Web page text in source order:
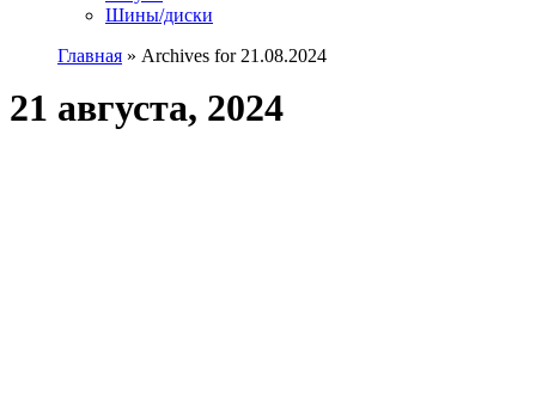
Шины/диски
Главная » Archives for 21.08.2024
21 августа, 2024